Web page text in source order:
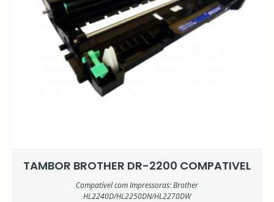
TAMBOR BROTHER DR-2200 COMPATIVEL
Compatível com Impressoras: Brother
HL2240D/HL2250DN/HL2270DW